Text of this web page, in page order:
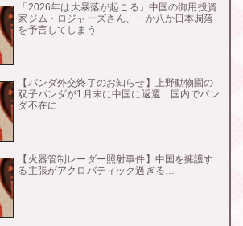
「2026年は大暴落が起こる」中国の御用投資
家ジム・ロジャーズさん、一か八か日本凋落
を予言してしまう
【パンダ外交終了のお知らせ】上野動物園の
双子パンダが1月末に中国に返還…国内でパン
ダ不在に
【火器管制レーダー照射事件】中国を擁護す
る主張がアクロバティック過ぎる…